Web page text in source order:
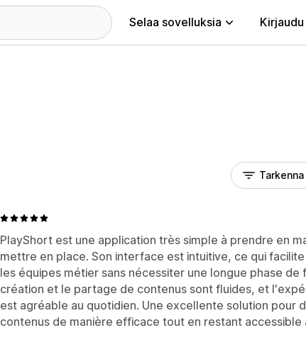
Selaa sovelluksia Kirjaudu
Tarkenna
PlayShort est une application très simple à prendre en
mettre en place. Son interface est intuitive, ce qui
les équipes métier sans nécessiter une longue phase de
création et le partage de contenus sont fluides, et
est agréable au quotidien. Une excellente solution pour
contenus de manière efficace tout en restant accessible